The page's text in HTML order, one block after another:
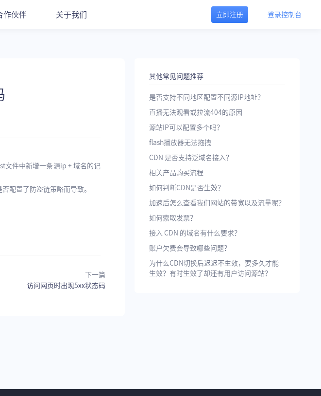
作伙伴 关于我们 立即注册 登录控制台
文件中新增一条源ip + 域名的记
配置了防盗链策略而导致。
下一篇
访问网页时出现5xx状态码
其他常见问题推荐
是否支持不同地区配置不同源IP地址？
直播无法观看或拉流404的原因
源站IP可以配置多个吗？
flash播放器无法拖拽
CDN 是否支持泛域名接入？
相关产品购买流程
如何判断CDN是否生效？
加速后怎么查看我们网站的带宽以及流量呢？
如何索取发票？
接入 CDN 的域名有什么要求？
账户欠费会导致哪些问题？
为什么CDN切换后迟迟不生效，要多久才能
生效？有时生效了却还有用户访问源站？